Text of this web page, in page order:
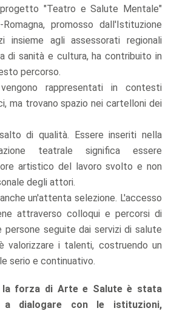
"Teatro e Salute Mentale"
promosso dall'Istituzione
insieme agli assessorati regionali
di sanità e cultura, ha contribuito in
percorso.
rappresentati in contesti
ma trovano spazio nei cartelloni dei
di qualità. Essere inseriti nella
teatrale significa essere
artistico del lavoro svolto e non
degli attori.
un'attenta selezione. L'accesso
attraverso colloqui e percorsi di
persone seguite dai servizi di salute
valorizzare i talenti, costruendo un
serio e continuativo.
la forza di Arte e Salute è stata
dialogare con le istituzioni,